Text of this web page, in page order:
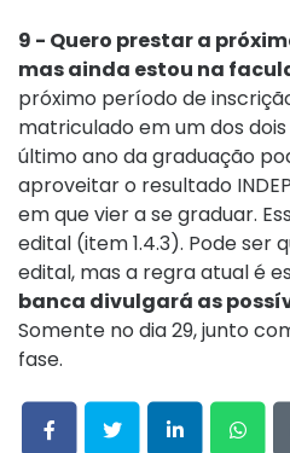
9 - Quero prestar a
mas ainda estou na
próximo período de
matriculado em um dos
último ano da graduação
aproveitar o resultado
em que vier a se graduar.
edital (item 1.4.3). Pode ser
edital, mas a regra atual é
banca divulgará as
Somente no dia 29, junto
fase.